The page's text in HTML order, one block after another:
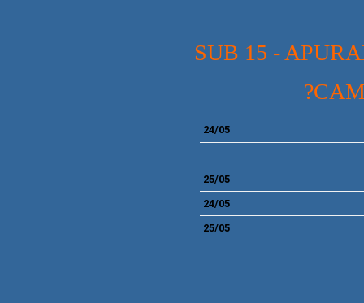
SUB 15 -
24/05
25/05
24/05
25/05